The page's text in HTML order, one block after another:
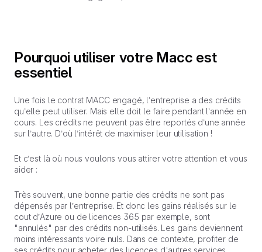
Pourquoi utiliser votre Macc est
essentiel
Une fois le contrat MACC engagé, l’entreprise a des crédits
qu’elle peut utiliser. Mais elle doit le faire pendant l’année en
cours. Les crédits ne peuvent pas être reportés d’une année
sur l’autre. D’où l’intérêt de maximiser leur utilisation !
Et c’est là où nous voulons vous attirer votre attention et vous
aider :
Très souvent, une bonne partie des crédits ne sont pas
dépensés par l’entreprise. Et donc les gains réalisés sur le
cout d’Azure ou de licences 365 par exemple, sont
"annulés" par des crédits non-utilisés. Les gains deviennent
moins intéressants voire nuls. Dans ce contexte, profiter de
ses crédits pour acheter des licences d'autres services